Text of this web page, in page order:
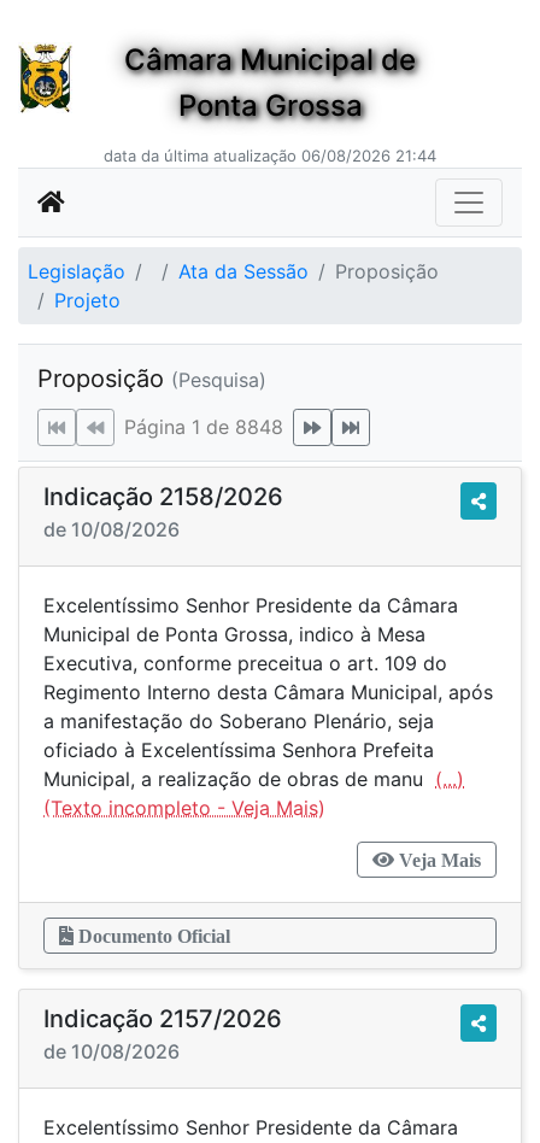
Câmara Municipal de
Ponta Grossa
data da última atualização 06/08/2026 21:44
Legislação Ata da Sessão
Proposição
Projeto
Proposição (Pesquisa)
Página 1 de 8848
Indicação 2158/2026
de 10/08/2026
Excelentíssimo Senhor Presidente da Câmara
Municipal de Ponta Grossa, indico à Mesa
Executiva, conforme preceitua o art. 109 do
Regimento Interno desta Câmara Municipal, após
a manifestação do Soberano Plenário, seja
oficiado à Excelentíssima Senhora Prefeita
Municipal, a realização de obras de manu (...)
Veja Mais
Documento Oficial
Indicação 2157/2026
de 10/08/2026
Excelentíssimo Senhor Presidente da Câmara